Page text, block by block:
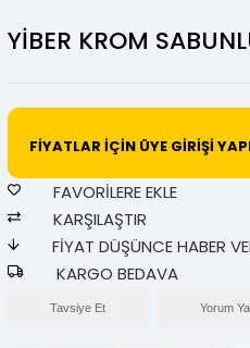
YİBER KROM
FİYATLAR İÇİN ÜYE GİRİŞİ
FAVORILERE EKLE
KARŞILAŞTIR
FIYAT DÜŞÜNCE HABER
KARGO BEDAVA
Tavsiye Et Yorum